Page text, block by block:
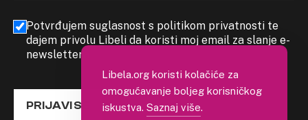
Potvrđujem suglasnost s politikom privatnosti te
dajem privolu Libeli da koristi moj email za slanje e-
newslettera
PRIJAVI SE
Libela.org koristi kolačiće za
omogućavanje boljeg korisničkog
iskustva. Saznaj više.